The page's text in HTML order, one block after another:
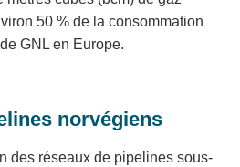
50 % de la consommation
GNL en Europe.
norvégiens
des réseaux de pipelines sous-